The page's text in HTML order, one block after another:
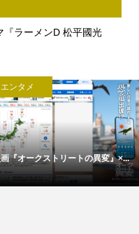
ラーメンD 松平國光
エンタメ
『オークストリートの異変』×...